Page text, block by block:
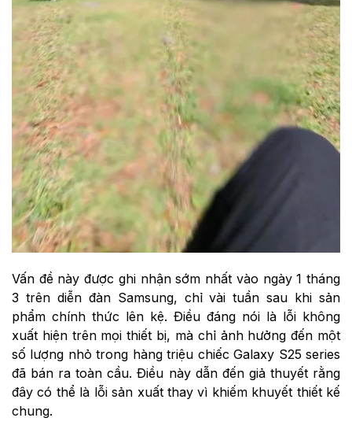
Vấn đề này được ghi nhận sớm nhất vào ngày 1 tháng
3 trên diễn đàn Samsung, chỉ vài tuần sau khi sản
phẩm chính thức lên kệ. Điều đáng nói là lỗi không
xuất hiện trên mọi thiết bị, mà chỉ ảnh hưởng đến một
số lượng nhỏ trong hàng triệu chiếc Galaxy S25 series
đã bán ra toàn cầu. Điều này dẫn đến giả thuyết rằng
đây có thể là lỗi sản xuất thay vì khiếm khuyết thiết kế
chung.